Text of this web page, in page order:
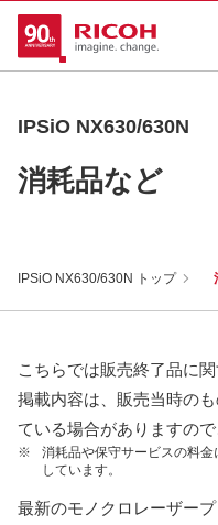
IPSiO NX630/630N
消耗品など
IPSiO NX630/630N トップ
こちらでは販売終了品に
掲載内容は、販売当時の
ている場合がありますの
※
消耗品や保守サービスの料
しています。
最新のモノクロレーザー